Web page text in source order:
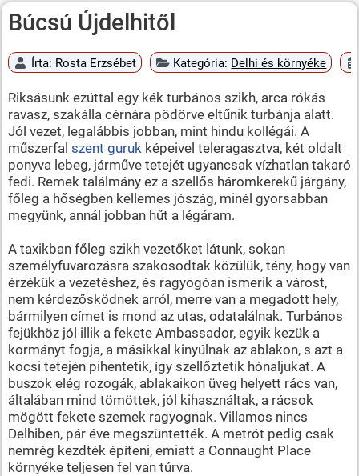
Búcsú Újdelhitől
Írta: Rosta Erzsébet Kategória: Delhi és környéke
Riksásunk ezúttal egy kék turbános szikh, arca rókás
ravasz, szakálla cérnára pödörve eltűnik turbánja alatt.
Jól vezet, legalábbis jobban, mint hindu kollégái. A
műszerfal szent guruk képeivel teleragasztva, két oldalt
ponyva lebeg, járműve tetejét ugyancsak vízhatlan takaró
fedi. Remek találmány ez a szellős háromkerekű járgány,
főleg a hőségben kellemes jószág, minél gyorsabban
megyünk, annál jobban hűt a légáram.
A taxikban főleg szikh vezetőket látunk, sokan
személyfuvarozásra szakosodtak közülük, tény, hogy van
érzékük a vezetéshez, és ragyogóan ismerik a várost,
nem kérdezősködnek arról, merre van a megadott hely,
bármilyen címet is mond az utas, odatalálnak. Turbános
fejükhöz jól illik a fekete Ambassador, egyik kezük a
kormányt fogja, a másikkal kinyúlnak az ablakon, s azt a
kocsi tetején pihentetik, így szellőztetik hónaljukat. A
buszok elég rozogák, ablakaikon üveg helyett rács van,
általában mind tömöttek, jól kihasználtak, a rácsok
mögött fekete szemek ragyognak. Villamos nincs
Delhiben, pár éve megszüntették. A metrót pedig csak
nemrég kezdték építeni, emiatt a Connaught Place
környéke teljesen fel van túrva.